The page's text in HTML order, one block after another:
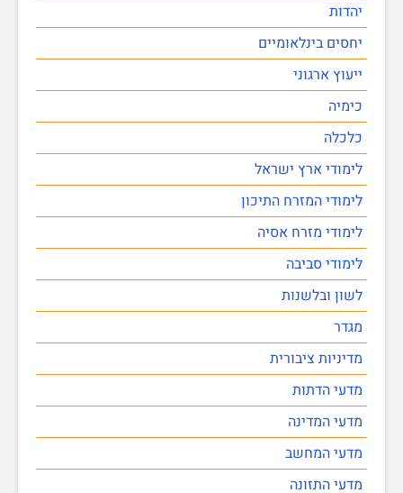
יהדות
יחסים בינלאומיים
ייעוץ ארגוני
כימיה
כלכלה
לימודי ארץ ישראל
לימודי המזרח התיכון
לימודי מזרח אסיה
לימודי סביבה
לשון ובלשנות
מגדר
מדיניות ציבורית
מדעי הדתות
מדעי המדינה
מדעי המחשב
מדעי התזונה